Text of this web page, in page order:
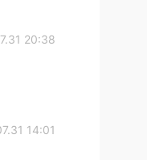
20:38
14:01